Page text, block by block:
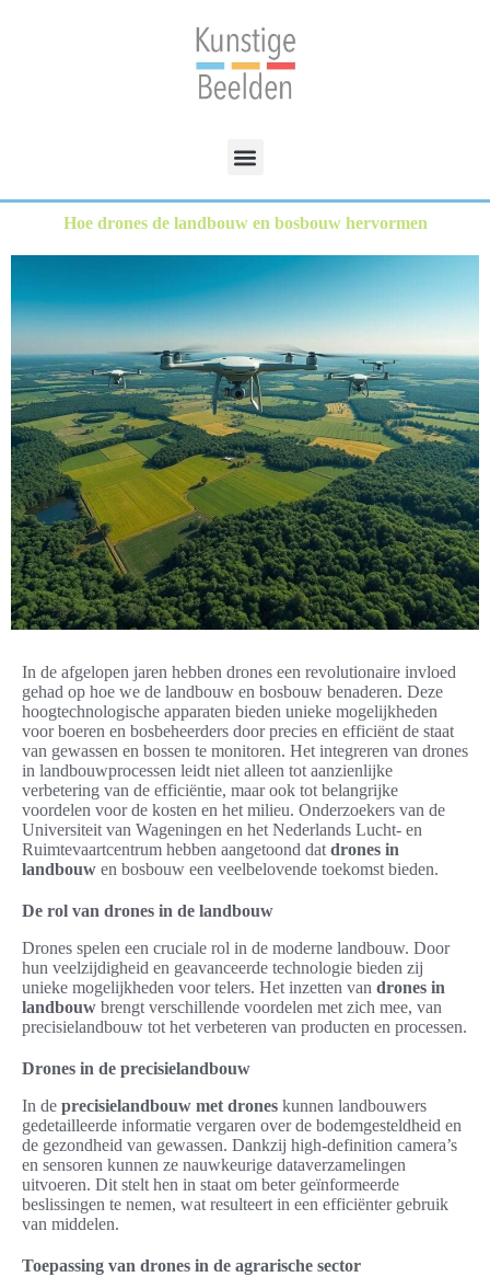
Hoe drones de landbouw en bosbouw hervormen
In de afgelopen jaren hebben drones een revolutionaire invloed
gehad op hoe we de landbouw en bosbouw benaderen. Deze
hoogtechnologische apparaten bieden unieke mogelijkheden
voor boeren en bosbeheerders door precies en efficiënt de staat
van gewassen en bossen te monitoren. Het integreren van drones
in landbouwprocessen leidt niet alleen tot aanzienlijke
verbetering van de efficiëntie, maar ook tot belangrijke
voordelen voor de kosten en het milieu. Onderzoekers van de
Universiteit van Wageningen en het Nederlands Lucht- en
Ruimtevaartcentrum hebben aangetoond dat drones in
landbouw en bosbouw een veelbelovende toekomst bieden.
De rol van drones in de landbouw
Drones spelen een cruciale rol in de moderne landbouw. Door
hun veelzijdigheid en geavanceerde technologie bieden zij
unieke mogelijkheden voor telers. Het inzetten van drones in
landbouw brengt verschillende voordelen met zich mee, van
precisielandbouw tot het verbeteren van producten en processen.
Drones in de precisielandbouw
In de precisielandbouw met drones kunnen landbouwers
gedetailleerde informatie vergaren over de bodemgesteldheid en
de gezondheid van gewassen. Dankzij high-definition camera’s
en sensoren kunnen ze nauwkeurige dataverzamelingen
uitvoeren. Dit stelt hen in staat om beter geïnformeerde
beslissingen te nemen, wat resulteert in een efficiënter gebruik
van middelen.
Toepassing van drones in de agrarische sector